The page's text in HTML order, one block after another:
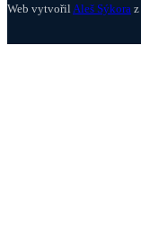
Web vytvořil Aleš Sýkora z